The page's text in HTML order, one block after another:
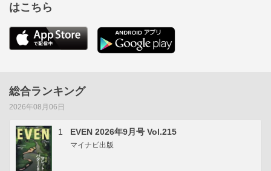
はこちら
総合ランキング
2026年08月06日
1 EVEN 2026年9月号 Vol.215
マイナビ出版